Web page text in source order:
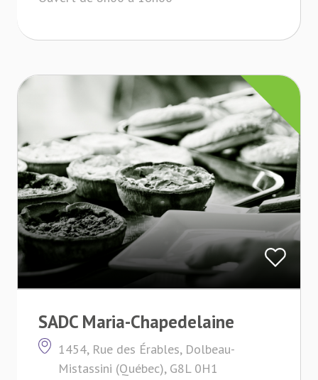
SADC Maria-Chapedelaine
1454, Rue des Érables, Dolbeau-
Mistassini (Québec), G8L 0H1